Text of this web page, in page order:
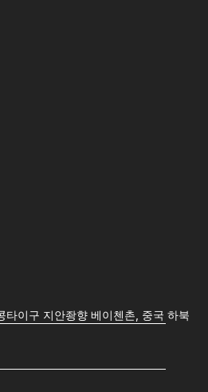
타이구 지안좡향 베이첸촌, 중국 하북